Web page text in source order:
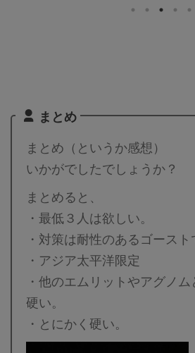
シャドウパルキアの高固体は何体
いきたいと思います。詳細につい
シ ...
での
まとめ
まとめ（というか感想）
いかがでしたでしょうか？
まとめると、
・最低３人は欲しい。
・対策は耐性のあるゴースト
・アジア太平洋限定
・他のエムリットやアグノ
硬い。
・とにかく硬い。